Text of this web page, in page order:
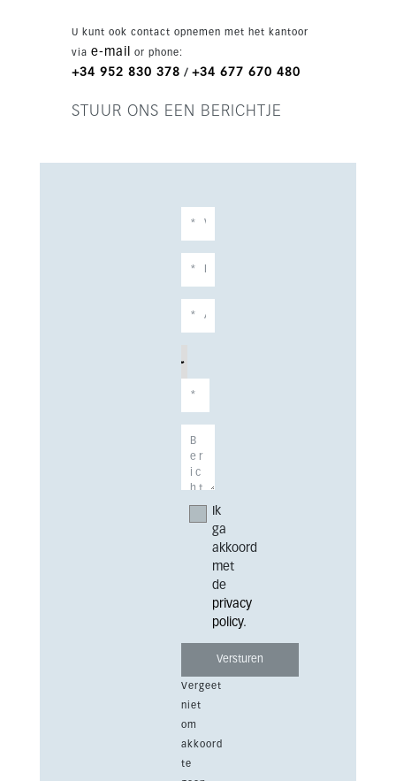
U kunt ook contact opnemen met het kantoor
via e-mail or phone:
+34 952 830 378 / +34 677 670 480
STUUR ONS EEN BERICHTJE
Ik
ga
akkoord
met
de
privacy
policy.
Vergeet
niet
om
akkoord
te